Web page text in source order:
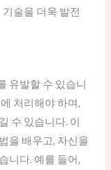
술을 더욱 발전
유발할 수 있습니
처리해야 하며,
수 있습니다. 이
을 배우고, 자신을
니다. 예를 들어,